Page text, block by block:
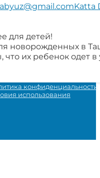
Katta
YouTube
для детей!
новорожденных в
их ребенок одет
конфиденциальности
использования